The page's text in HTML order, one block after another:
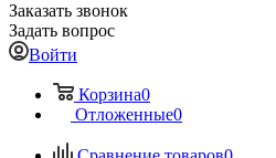
Заказать звонок
Задать вопрос
Войти
Корзина0
Отложенные0